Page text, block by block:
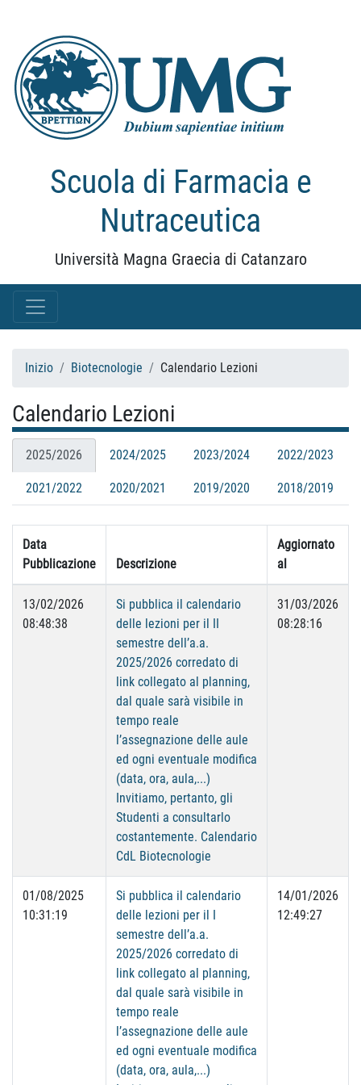
Scuola di Farmacia e
Nutraceutica
Università Magna Graecia di Catanzaro
Inizio Biotecnologie Calendario Lezioni
Calendario Lezioni
2025/2026 2024/2025 2023/2024 2022/2023
2021/2022 2020/2021 2019/2020 2018/2019
Data
Pubblicazione
Descrizione
Aggiornato
al
13/02/2026
08:48:38
Si pubblica il calendario
delle lezioni per il II
semestre dell’a.a.
2025/2026 corredato di
link collegato al planning,
dal quale sarà visibile in
tempo reale
l’assegnazione delle aule
ed ogni eventuale modifica
(data, ora, aula,...)
Invitiamo, pertanto, gli
Studenti a consultarlo
costantemente. Calendario
CdL Biotecnologie
31/03/2026
08:28:16
01/08/2025
10:31:19
Si pubblica il calendario
delle lezioni per il I
semestre dell’a.a.
2025/2026 corredato di
link collegato al planning,
dal quale sarà visibile in
tempo reale
l’assegnazione delle aule
ed ogni eventuale modifica
(data, ora, aula,...)
14/01/2026
12:49:27